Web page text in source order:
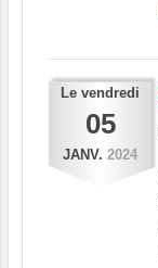
Le vendredi
05
JANV. 2024